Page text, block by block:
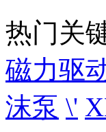
热门关
磁力驱
沫泵 \'